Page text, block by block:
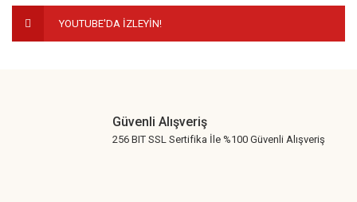
YOUTUBE'DA İZLEYİN!
Güvenli Alışveriş
256 BIT SSL Sertifika İle %100 Güvenli Alışveriş